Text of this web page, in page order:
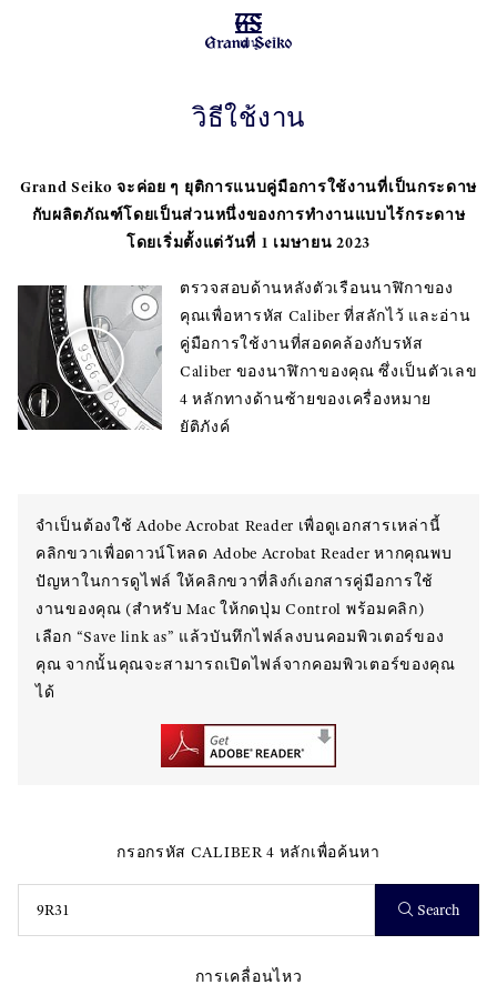
เมนู
วิธีใช้งาน
Grand Seiko จะค่อย ๆ ยุติการแนบคู่มือการใช้งานที่เป็นกระดาษ
กับผลิตภัณฑ์โดยเป็นส่วนหนึ่งของการทำงานแบบไร้กระดาษ
โดยเริ่มตั้งแต่วันที่ 1 เมษายน 2023
ตรวจสอบด้านหลังตัวเรือนนาฬิกาของ
คุณเพื่อหารหัส Caliber ที่สลักไว้ และอ่าน
คู่มือการใช้งานที่สอดคล้องกับรหัส
Caliber ของนาฬิกาของคุณ ซึ่งเป็นตัวเลข
4 หลักทางด้านซ้ายของเครื่องหมาย
ยัติภังค์
จำเป็นต้องใช้ Adobe Acrobat Reader เพื่อดูเอกสารเหล่านี้
คลิกขวาเพื่อดาวน์โหลด Adobe Acrobat Reader หากคุณพบ
ปัญหาในการดูไฟล์ ให้คลิกขวาที่ลิงก์เอกสารคู่มือการใช้
งานของคุณ (สำหรับ Mac ให้กดปุ่ม Control พร้อมคลิก)
เลือก “Save link as” แล้วบันทึกไฟล์ลงบนคอมพิวเตอร์ของ
คุณ จากนั้นคุณจะสามารถเปิดไฟล์จากคอมพิวเตอร์ของคุณ
ได้
กรอกรหัส CALIBER 4 หลักเพื่อค้นหา
Search
การเคลื่อนไหว